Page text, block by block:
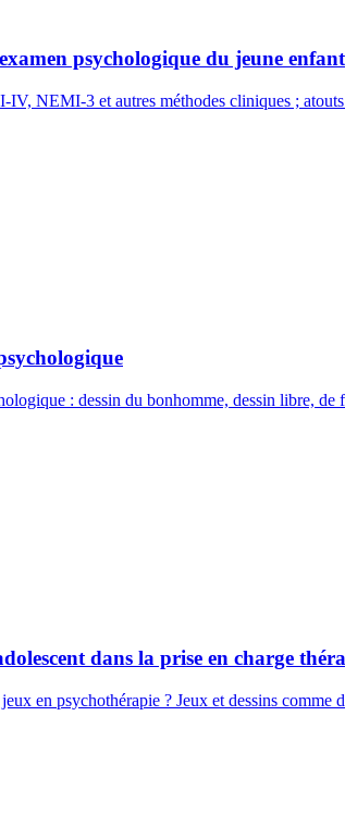
psychologique du jeune enfant
NEMI-3 et autres méthodes cliniques ;
: dessin du bonhomme, dessin libre,
dans la prise en charge
en psychothérapie ? Jeux et dessins